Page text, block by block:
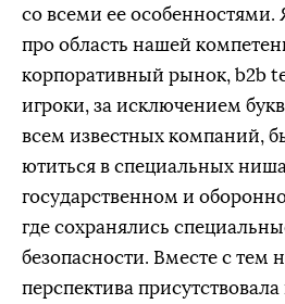
со всеми ее особенностями.
про область нашей
корпоративный рынок, b2b
игроки, за исключением
всем известных компаний,
ютиться в специальных
государственном и
где сохранялись
безопасности. Вместе с тем
перспектива присутствовала